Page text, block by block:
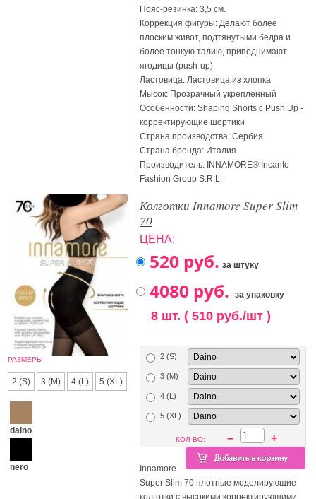
Пояс-резинка: 3,5 см.
Коррекция фигуры: Делают более
плоским живот, подтянутыми бедра и
более тонкую талию, приподнимают
ягодицы (push-up)
Ластовица: Ластовица из хлопка
Мысок: Прозрачный укрепленный
Особенности: Shaping Shorts с Push Up -
корректирующие шортики
Страна производства: Сербия
Страна бренда: Италия
Производитель: INNAMORE® Incanto
Fashion Group S.R.L.
РАЗМЕРЫ
2 (S) 3 (M) 4 (L) 5 (XL)
daino
nero
Колготки Innamore Super Slim
70
ЦЕНА:
за штуку
за упаковку
8 шт. ( 510 руб./шт )
2 (S)
3 (M)
4 (L)
5 (XL)
КОЛ-ВО: – +
Innamore
Super Slim 70 плотные моделирующие
колготки с высокими корректирующими